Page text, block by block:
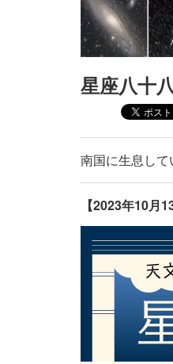
星座八十
南国に生息して
【2023年10月